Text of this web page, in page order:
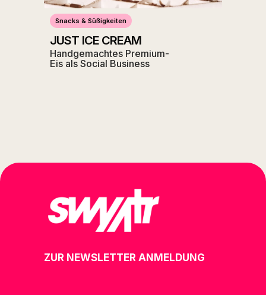
Snacks & Süßigkeiten
JUST ICE CREAM
Handgemachtes Premium-
Eis als Social Business
ZUR NEWSLETTER ANMELDUNG